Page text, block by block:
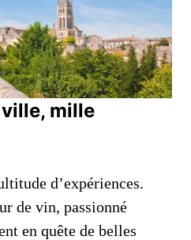
mille
d’expériences.
de vin, passionné
en quête de belles